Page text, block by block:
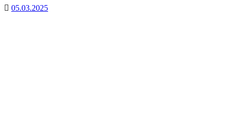
05.03.2025